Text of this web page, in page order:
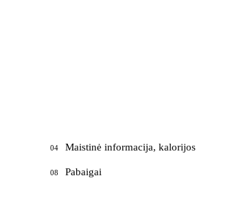
04 Maistinė informacija, kalorijos
08 Pabaigai